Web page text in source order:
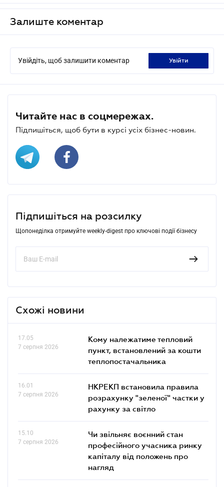
Залиште коментар
Увійдіть, щоб залишити коментар увійти
Читайте нас в соцмережах.
Підпишіться, щоб бути в курсі усіх бізнес-новин.
Підпишіться на розсилку
Щопонеділка отримуйте weekly-digest про ключові події бізнесу
Схожі новини
17.05
7 серпня 2026
Кому належатиме тепловий
пункт, встановлений за кошти
теплопостачальника
16.01
7 серпня 2026
НКРЕКП встановила правила
розрахунку "зеленої" частки у
рахунку за світло
15.10
7 серпня 2026
Чи звільняє воєнний стан
професійного учасника ринку
капіталу від положень про
нагляд